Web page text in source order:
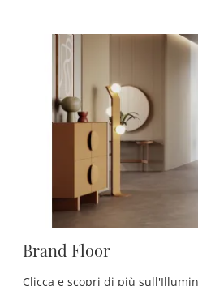
Brand Floor